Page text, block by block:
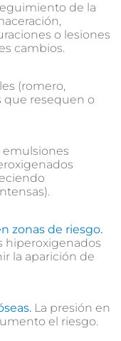
de la
o lesiones
cambios.
(romero,
que resequen o
emulsiones
zonas de riesgo.
hiperoxigenados
la aparición de
La presión en
el riesgo.